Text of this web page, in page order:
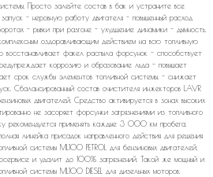
Просто залейте состав в бак и устраните все
запуск - неровную работу двигателя - повышенный расход
- рывки при разгоне - ухудшение динамики - дымность.
оздоравливающим действием на всю топливную
восстанавливает факел распыла форсунок - способствует
коррозию и образование льда - повышает
срок службы элементов топливной системы. - снижает
Сбалансированный состав очистителя инжекторов LAVR
двигателей. Средство активируется в зонах высоких
не засоряет форсунки загрязнениями из топливного
рекомендуется применять каждые 3 000 км пробега.
линейка присадок направленного действия для решения
системы ML100 PETROL для бензиновых двигателей,
и удалит до 100% загрязнений. Такой же мощный и
системы ML100 DIESEL для дизельных моторов.